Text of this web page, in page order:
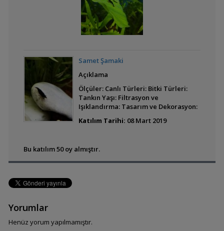
Best Model Tropheus
Moori Kasakalawe
Tropheus Moorii
Katoto
Trichopsis Pulimus
Pterophyllum Sp. Rio
Caridina/Taiwan
Samet Şamaki
Açıklama
Ölçüler: Canlı Türleri: Bitki Türleri:
Tankın Yaşı: Filtrasyon ve
Işıklandırma: Tasarım ve Dekorasyon:
Katılım Tarihi: 08 Mart 2019
Bu katılım 50 oy almıştır.
Yorumlar
Henüz yorum yapılmamıştır.